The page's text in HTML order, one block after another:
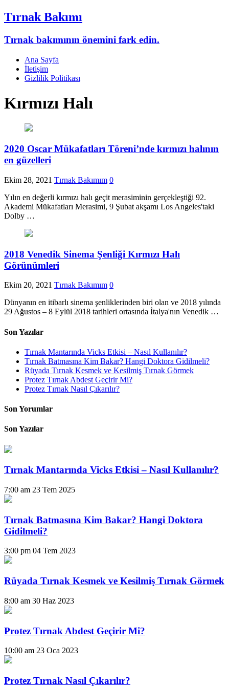
Tırnak Bakımı
Tırnak bakımının önemini fark edin.
Ana Sayfa
İletişim
Gizlilik Politikası
Kırmızı Halı
2020 Oscar Mükafatları Töreni’nde kırmızı halının
en güzelleri
Ekim 28, 2021 Tırnak Bakımım 0
Yılın en değerli kırmızı halı geçit merasiminin gerçekleştiği 92.
Akademi Mükafatları Merasimi, 9 Şubat akşamı Los Angeles'taki
Dolby …
2018 Venedik Sinema Şenliği Kırmızı Halı
Görünümleri
Ekim 20, 2021 Tırnak Bakımım 0
Dünyanın en itibarlı sinema şenliklerinden biri olan ve 2018 yılında
29 Ağustos – 8 Eylül 2018 tarihleri ortasında İtalya'nın Venedik …
Son Yazılar
Tırnak Mantarında Vicks Etkisi – Nasıl Kullanılır?
Tırnak Batmasına Kim Bakar? Hangi Doktora Gidilmeli?
Rüyada Tırnak Kesmek ve Kesilmiş Tırnak Görmek
Protez Tırnak Abdest Geçirir Mi?
Protez Tırnak Nasıl Çıkarılır?
Son Yorumlar
Son Yazılar
Tırnak Mantarında Vicks Etkisi – Nasıl Kullanılır?
7:00 am 23 Tem 2025
Tırnak Batmasına Kim Bakar? Hangi Doktora
Gidilmeli?
3:00 pm 04 Tem 2023
Rüyada Tırnak Kesmek ve Kesilmiş Tırnak Görmek
8:00 am 30 Haz 2023
Protez Tırnak Abdest Geçirir Mi?
10:00 am 23 Oca 2023
Protez Tırnak Nasıl Çıkarılır?